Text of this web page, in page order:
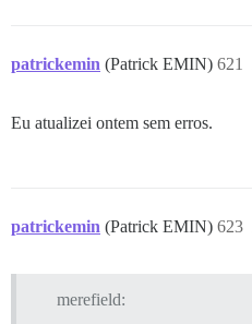
patrickemin (Patrick EMIN) 621
Eu atualizei ontem sem erros.
patrickemin (Patrick EMIN) 623
merefield: